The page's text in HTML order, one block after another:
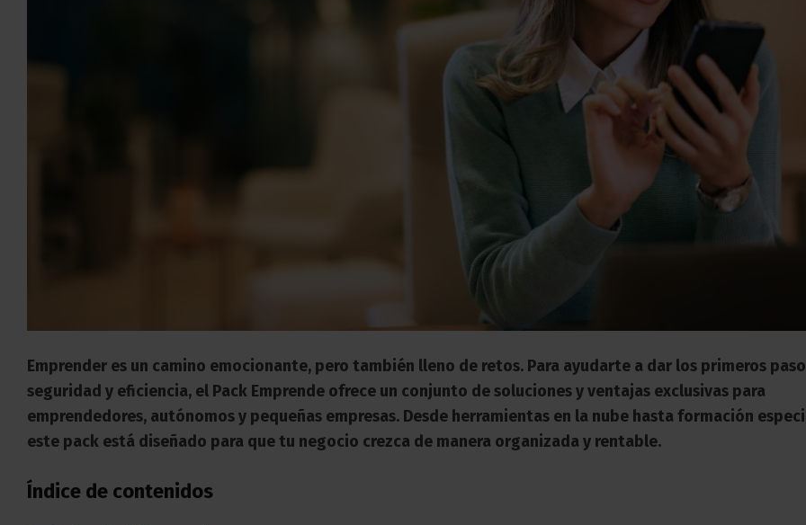
Emprender es un camino emocionante, pero también lleno de retos. Para ayudarte a dar los primeros
seguridad y eficiencia, el Pack Emprende ofrece un conjunto de soluciones y ventajas exclusivas para
emprendedores, autónomos y pequeñas empresas. Desde herramientas en la nube hasta formación
este pack está diseñado para que tu negocio crezca de manera organizada y rentable.
Índice de contenidos